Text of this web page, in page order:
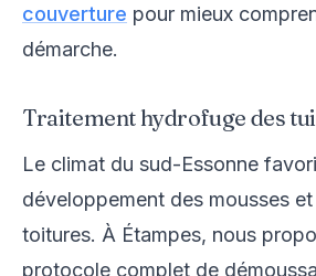
couverture pour mieux
démarche.
Traitement hydrofuge des
Le climat du sud-Essonne
développement des mousses
toitures. À Étampes, nous
protocole complet de